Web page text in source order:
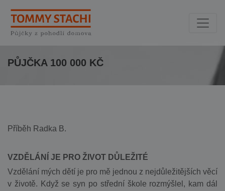
PŮJČKA 100 000 KČ
Příběh Radka B.
VZDĚLÁNÍ JE PRO ŽIVOT DŮLEŽITÉ
Vzdělání mých dětí je pro mě jednou z nejdůležitějších věcí
v životě. Když se syn po střední škole rozmýšlel, kam dál